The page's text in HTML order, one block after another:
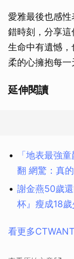
愛雅最後也感
錯時刻，分享
生命中有遺憾
柔的心擁抱每一
延伸閱讀
「地表最強
翻 網驚：真
謝金燕50歲
杯』瘦成18歲
看更多